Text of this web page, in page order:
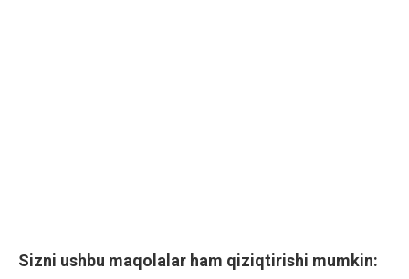
Sizni ushbu maqolalar ham qiziqtirishi mumkin: